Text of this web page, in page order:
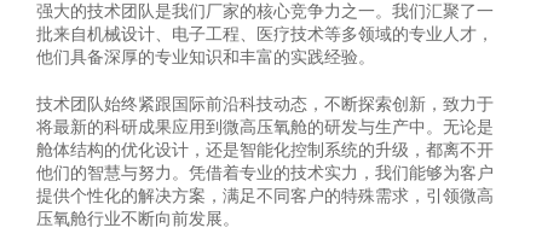
强大的技术团队是我们厂家的核心竞争力之一。我们汇聚了一
批来自机械设计、电子工程、医疗技术等多领域的专业人才，
他们具备深厚的专业知识和丰富的实践经验。
技术团队始终紧跟国际前沿科技动态，不断探索创新，致力于
将最新的科研成果应用到微高压氧舱的研发与生产中。无论是
舱体结构的优化设计，还是智能化控制系统的升级，都离不开
他们的智慧与努力。凭借着专业的技术实力，我们能够为客户
提供个性化的解决方案，满足不同客户的特殊需求，引领微高
压氧舱行业不断向前发展。